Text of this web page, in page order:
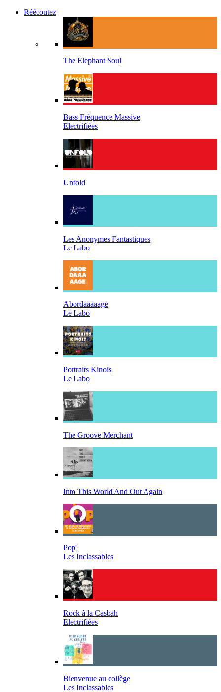
Réécoutez
The Elephant Soul
Bass Fréquence Massive
Electrifiées
Unfold
Les Anonymes Fantastiques
Le Labo
Abordaaaaage
Le Labo
Portraits Kinois
Le Labo
The Groove Merchant
Into This World And Out Again
Pop'
Les Inclassables
Rock à la Casbah
Electrifiées
Bienvenue au collège
Les Inclassables